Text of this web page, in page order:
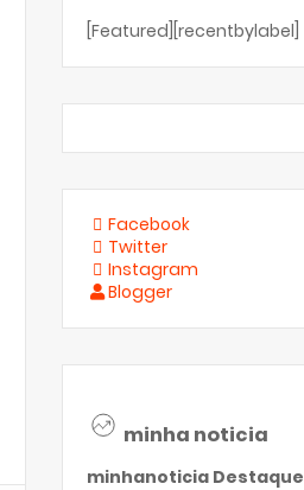
[Featured][recentbylabel]
Facebook
Twitter
Instagram
Blogger
minha noticia
minhanoticia Destaque